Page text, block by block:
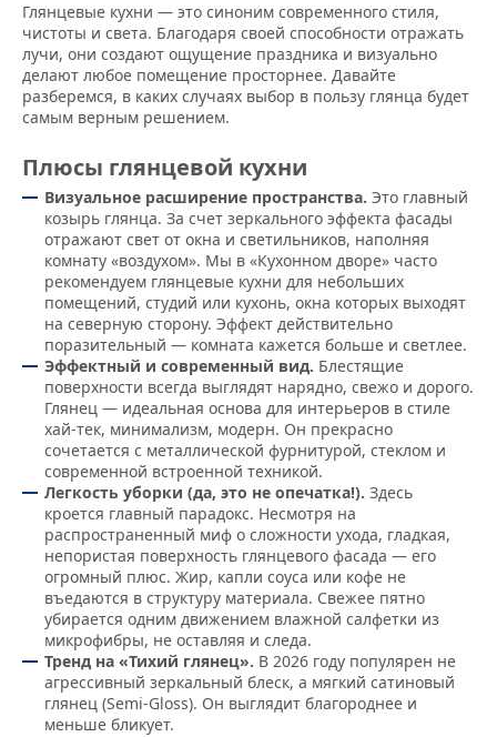
Глянцевые кухни — это синоним современного стиля,
чистоты и света. Благодаря своей способности отражать
лучи, они создают ощущение праздника и визуально
делают любое помещение просторнее. Давайте
разберемся, в каких случаях выбор в пользу глянца будет
самым верным решением.
Плюсы глянцевой кухни
Визуальное расширение пространства. Это главный
козырь глянца. За счет зеркального эффекта фасады
отражают свет от окна и светильников, наполняя
комнату «воздухом». Мы в «Кухонном дворе» часто
рекомендуем глянцевые кухни для небольших
помещений, студий или кухонь, окна которых выходят
на северную сторону. Эффект действительно
поразительный — комната кажется больше и светлее.
Эффектный и современный вид. Блестящие
поверхности всегда выглядят нарядно, свежо и дорого.
Глянец — идеальная основа для интерьеров в стиле
хай-тек, минимализм, модерн. Он прекрасно
сочетается с металлической фурнитурой, стеклом и
современной встроенной техникой.
Легкость уборки (да, это не опечатка!). Здесь
кроется главный парадокс. Несмотря на
распространенный миф о сложности ухода, гладкая,
непористая поверхность глянцевого фасада — его
огромный плюс. Жир, капли соуса или кофе не
въедаются в структуру материала. Свежее пятно
убирается одним движением влажной салфетки из
микрофибры, не оставляя и следа.
Тренд на «Тихий глянец». В 2026 году популярен не
агрессивный зеркальный блеск, а мягкий сатиновый
глянец (Semi-Gloss). Он выглядит благороднее и
меньше бликует.